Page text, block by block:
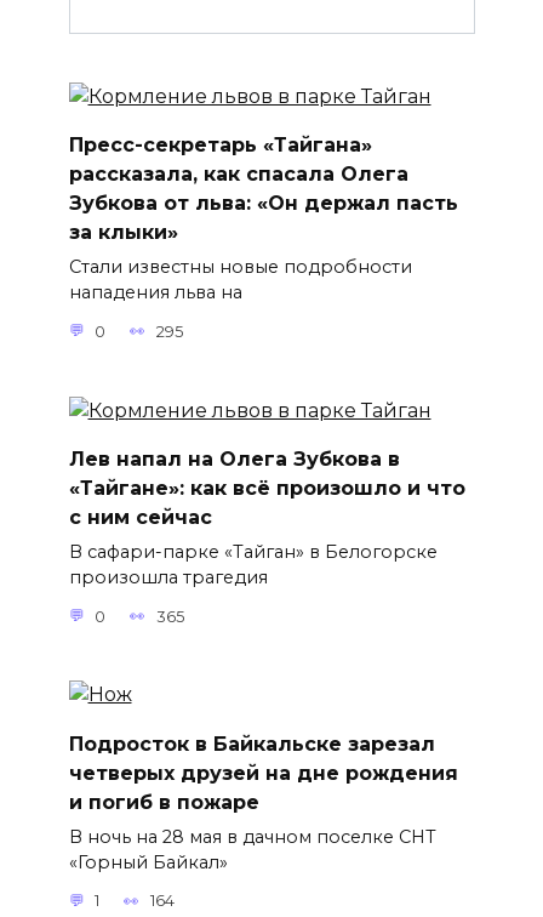
Пресс-секретарь «Тайгана»
рассказала, как спасала Олега
Зубкова от льва: «Он держал пасть
за клыки»
Стали известны новые подробности
нападения льва на
0 295
Лев напал на Олега Зубкова в
«Тайгане»: как всё произошло и что
с ним сейчас
В сафари-парке «Тайган» в Белогорске
произошла трагедия
0 365
Подросток в Байкальске зарезал
четверых друзей на дне рождения
и погиб в пожаре
В ночь на 28 мая в дачном поселке СНТ
«Горный Байкал»
1 164